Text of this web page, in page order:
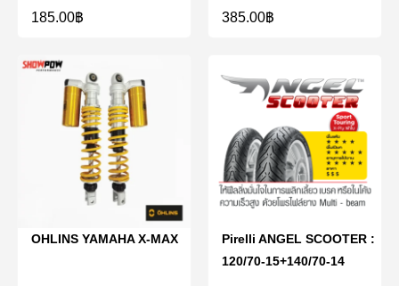
185.00฿ 385.00฿
OHLINS YAMAHA X-MAX
Pirelli ANGEL SCOOTER :
120/70-15+140/70-14